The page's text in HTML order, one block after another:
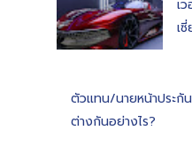
เ
เ
ตัวแทน/นายหน้าประกั
ต่างกันอย่างไร?